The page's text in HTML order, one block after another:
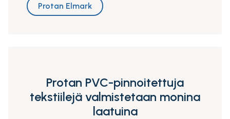
Protan Elmark
Protan PVC-pinnoitettuja
tekstiilejä valmistetaan monina
laatuina